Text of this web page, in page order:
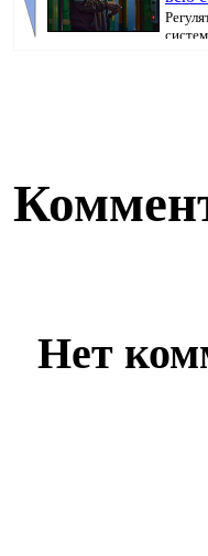
Нет